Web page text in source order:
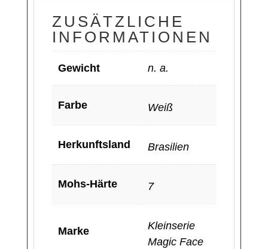
ZUSÄTZLICHE
INFORMATIONEN
Gewicht n. a.
Farbe Weiß
Herkunftsland Brasilien
Mohs-Härte 7
Marke
Kleinserie
Magic Face